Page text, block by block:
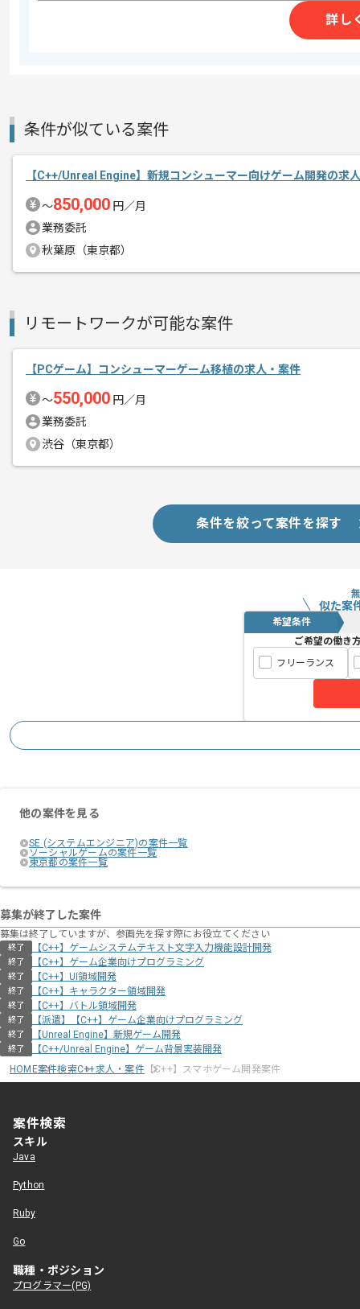
精算・お支払い
精算基準時間
その他募集要項
エージェントからのコ
開発、運営を行っている企業です。
スキルアップが期待できる案件でござい
詳し
条件が似ている案件
【C++/Unreal Engine】新規コンシューマー向けゲーム開発の求
〜850,000 円／月
業務委託
秋葉原（東京都）
リモートワークが可能な案件
【PCゲーム】コンシューマーゲーム移植の求人・案件
〜550,000 円／月
業務委託
渋谷（東京都）
条件を絞って案件を探す
似た案
希望条件
ご希望の働き
フリーランス
他の案件を見る
SE (システムエンジニア)の案件一覧
ソーシャルゲームの案件一覧
東京都の案件一覧
募集が終了した案件
募集は終了していますが、参画先を探す際にお役立てください
終了 【C++】ゲームシステムテキスト文字入力機能設計開発
終了 【C++】ゲーム企業向けプログラミング
終了 【C++】UI領域開発
終了 【C++】キャラクター領域開発
終了 【C++】バトル領域開発
終了 【派遣】【C++】ゲーム企業向けプログラミング
終了 【Unreal Engine】新規ゲーム開発
終了
【C++/Unreal Engine】ゲーム背景実装開発
HOME案件検索C++求人・案件【C++】スマホゲーム開発案件
案件検索
スキル
Java
Python
Ruby
Go
職種・ポジション
プログラマー(PG)